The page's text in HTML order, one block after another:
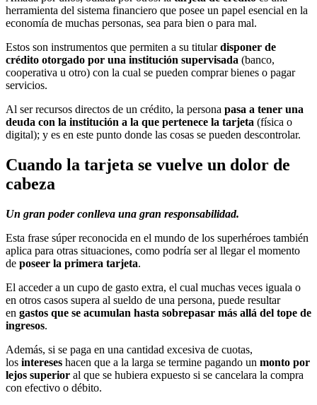
herramienta del sistema financiero que posee un papel esencial en la
economía de muchas personas, sea para bien o para mal.
Estos son instrumentos que permiten a su titulardisponer de
crédito otorgado por una institución supervisada (banco,
cooperativa u otro) con la cual se pueden comprar bienes o pagar
servicios.
Al ser recursos directos de un crédito, la persona pasa a tener una
deuda con la institución a la que pertenece la tarjeta (física o
digital); y es en este punto donde las cosas se pueden descontrolar.
Cuando la tarjeta se vuelve un dolor de
cabeza
Un gran poder conlleva una gran responsabilidad.
Esta frase súper reconocida en el mundo de los superhéroes también
aplica para otras situaciones, como podría ser al llegar el momento
de poseer la primera tarjeta.
El acceder a un cupo de gasto extra, el cual muchas veces iguala o
en otros casos supera al sueldo de una persona, puede resultar
en gastos que se acumulan hasta sobrepasar más allá del tope de
ingresos.
Además, si se paga en una cantidad excesiva de cuotas,
los intereses hacen que a la larga se termine pagando un monto por
lejos superior al que se hubiera expuesto si se cancelara la compra
con efectivo o débito.